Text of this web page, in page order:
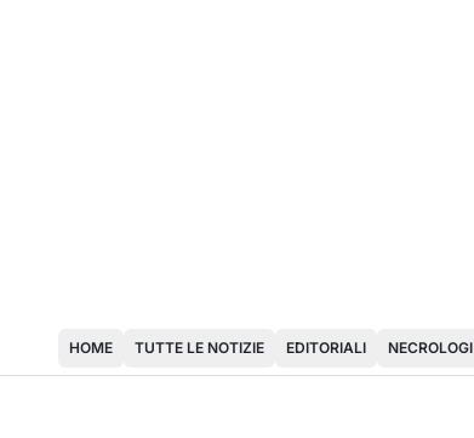
HOME TUTTE LE NOTIZIE EDITORIALI NECROLOGI